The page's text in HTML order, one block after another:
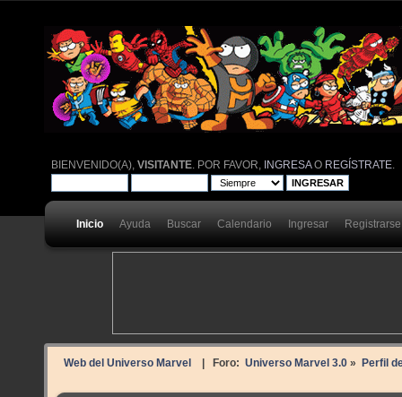
BIENVENIDO(A),VISITANTE . POR FAVOR, INGRESAO REGÍSTRATE
Inicio Ayuda Buscar Calendario Ingresar Registrarse
Web del Universo Marvel | Foro: Universo Marvel 3.0» Perfil